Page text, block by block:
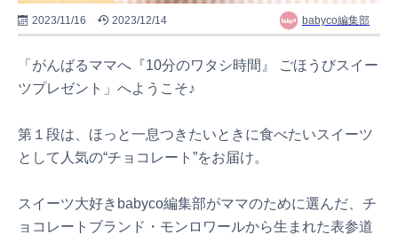
2023/11/16 2023/12/14 babyco編集部
「がんばるママへ『10分のワタシ時間』 ごほうびスイー
ツプレゼント」へようこそ♪
第１段は、ほっと一息つきたいときに食べたいスイーツ
として人気の“チョコレート”をお届け。
スイーツ大好きbabyco編集部がママのために選んだ、チ
ョコレートブランド・モンロワールから生まれた表参道